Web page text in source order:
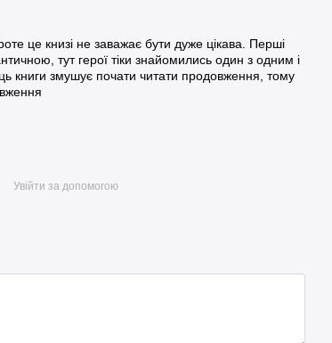
це книзі не заважає бути дуже цікава. Перші
тут герої тіки знайомились один з одним і
книги змушує почати читати продовження, тому
Увійти за допомогою